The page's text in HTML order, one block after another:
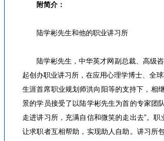
附简介：
陆学彬先生和他的职业讲习所
陆学彬先生，中华英才网副总裁、高级咨
起创办职业讲习所，在应用心理学博士、全
生涯首席职业规划师洪向阳等的支持下，相
景的学员接受了以陆学彬先生为首的专家团
走进讲习所，充满自信和微笑的走出去”。
让求职者互相帮助，实现助人自助。讲习所